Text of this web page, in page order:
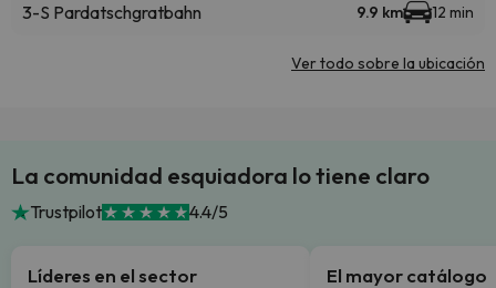
3-S Pardatschgratbahn 9.9 km 12 min
Ver todo sobre la ubicación
La comunidad esquiadora lo tiene claro
Trustpilot 4.4/5
Líderes en el sector El mayor catálogo